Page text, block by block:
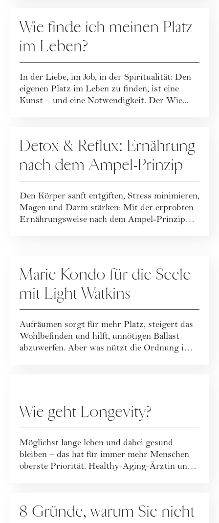
Wie finde ich meinen Platz
im Leben?
In der Liebe, im Job, in der Spiritualität: Den
eigenen Platz im Leben zu finden, ist eine
Kunst – und eine Notwendigkeit. Der Wie...
Detox & Reflux: Ernährung
nach dem Ampel-Prinzip
Den Körper sanft entgiften, Stress minimieren,
Magen und Darm stärken: Mit der erprobten
Ernährungsweise nach dem Ampel-Prinzip
Marie Kondo für die Seele
mit Light Watkins
Aufräumen sorgt für mehr Platz, steigert das
Wohlbefinden und hilft, unnötigen Ballast
abzuwerfen. Aber was nützt die Ordnung im
Wie geht Longevity?
Möglichst lange leben und dabei gesund
bleiben – das hat für immer mehr Menschen
oberste Priorität. Healthy-Aging-Ärztin und
8 Gründe, warum Sie nicht